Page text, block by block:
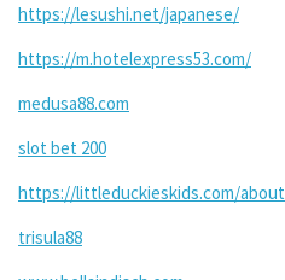
https://lesushi.net/japanese/
https://m.hotelexpress53.com/
medusa88.com
slot bet 200
https://littleduckieskids.com/about
trisula88